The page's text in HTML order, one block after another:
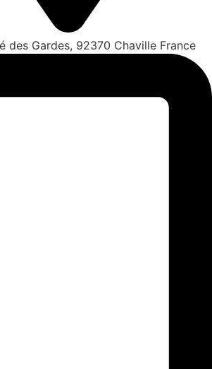
des Gardes, 92370 Chaville France